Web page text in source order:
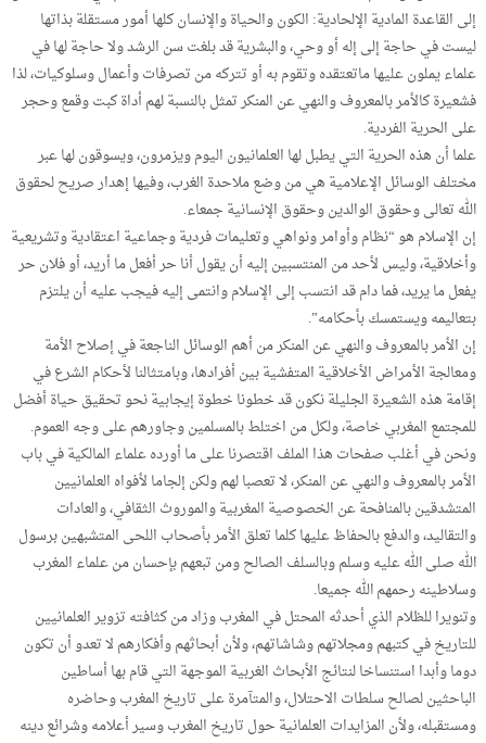
إلى القاعدة المادية الإلحادية: الكون والحياة والإنسان كلها أمور مستقلة بذاتها
ليست في حاجة إلى إله أو وحي، والبشرية قد بلغت سن الرشد ولا حاجة لها في
علماء يملون عليها ماتعتقده وتقوم به أو تتركه من تصرفات وأعمال وسلوكيات، لذا
فشعيرة كالأمر بالمعروف والنهي عن المنكر تمثل بالنسبة لهم أداة كبت وقمع وحجر
على الحرية الفردية.
علما أن هذه الحرية التي يطبل لها العلمانيون اليوم ويزمرون، ويسوقون لها عبر
مختلف الوسائل الإعلامية هي من وضع ملاحدة الغرب، وفيها إهدار صريح لحقوق
الله تعالى وحقوق الوالدين وحقوق الإنسانية جمعاء.
إن الإسلام هو “نظام وأوامر ونواهي وتعليمات فردية وجماعية اعتقادية وتشريعية
وأخلاقية، وليس لأحد من المنتسبين إليه أن يقول أنا حر أفعل ما أريد، أو فلان حر
يفعل ما يريد، فما دام قد انتسب إلى الإسلام وانتمى إليه فيجب عليه أن يلتزم
بتعاليمه ويستمسك بأحكامه”.
إن الأمر بالمعروف والنهي عن المنكر من أهم الوسائل الناجعة في إصلاح الأمة
ومعالجة الأمراض الأخلاقية المتفشية بين أفرادها، وبامتثالنا لأحكام الشرع في
إقامة هذه الشعيرة الجليلة نكون قد خطونا خطوة إيجابية نحو تحقيق حياة أفضل
للمجتمع المغربي خاصة، ولكل من اختلط بالمسلمين وجاورهم على وجه العموم.
ونحن في أغلب صفحات هذا الملف اقتصرنا على ما أورده علماء المالكية في باب
الأمر بالمعروف والنهي عن المنكر، لا تعصبا لهم ولكن إلجاما لأفواه العلمانيين
المتشدقين بالمنافحة عن الخصوصية المغربية والموروث الثقافي، والعادات
والتقاليد، والدفع بالحفاظ عليها كلما تعلق الأمر بأصحاب اللحى المتشبهين برسول
الله صلى الله عليه وسلم وبالسلف الصالح ومن تبعهم بإحسان من علماء المغرب
وسلاطينه رحمهم الله جميعا.
وتنويرا للظلام الذي أحدثه المحتل في المغرب وزاد من كثافته تزوير العلمانيين
للتاريخ في كتبهم ومجلاتهم وشاشاتهم، ولأن أبحاثهم وأفكارهم لا تعدو أن تكون
دوما وأبدا استنساخا لنتائج الأبحاث الغربية الموجهة التي قام بها أساطين
الباحثين لصالح سلطات الاحتلال، والمتآمرة على تاريخ المغرب وحاضره
ومستقبله، ولأن المزايدات العلمانية حول تاريخ المغرب وسير أعلامه وشرائع دينه